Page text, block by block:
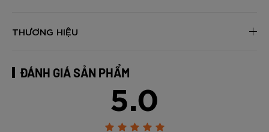
THƯƠNG HIỆU
ĐÁNH GIÁ SẢN PHẨM
5.0